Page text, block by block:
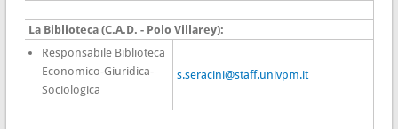
La Biblioteca (C.A.D. - Polo Villarey):
Responsabile Biblioteca
Economico-Giuridica-
Sociologica
s.seracini@staff.univpm.it